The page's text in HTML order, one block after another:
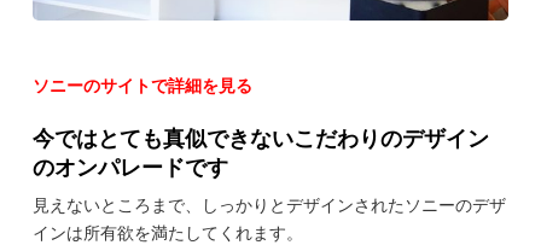
ソニーのサイトで詳細を見る
今ではとても真似できないこだわりのデザイン
のオンパレードです
見えないところまで、しっかりとデザインされたソニーのデザ
インは所有欲を満たしてくれます。